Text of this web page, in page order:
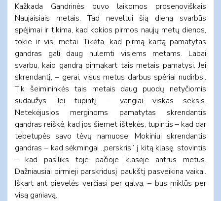
Kažkada Gandrinės buvo laikomos prosenoviškais
Naujaisiais metais. Tad neveltui šią dieną svarbūs
spėjimai ir tikima, kad kokios pirmos naujų metų dienos,
tokie ir visi metai. Tikėta, kad pirmą kartą pamatytas
gandras gali daug nulemti visiems metams. Labai
svarbu, kaip gandrą pirmąkart tais metais pamatysi. Jei
skrendantį, – gerai, visus metus darbus spėriai nudirbsi.
Tik šeimininkės tais metais daug puodų netyčiomis
sudaužys. Jei tupintį, – vangiai viskas seksis.
Netekėjusios merginoms pamatytas skrendantis
gandras reiškė, kad jos šiemet ištekės, tupintis – kad dar
tebetupės savo tėvų namuose. Mokiniui skrendantis
gandras – kad sėkmingai „perskris” į kitą klasę, stovintis
– kad pasiliks toje pačioje klasėje antrus metus.
Dažniausiai pirmieji parskridusį paukštį pasveikina vaikai.
Iškart ant pievelės verčiasi per galvą, – bus miklūs per
visą ganiavą.